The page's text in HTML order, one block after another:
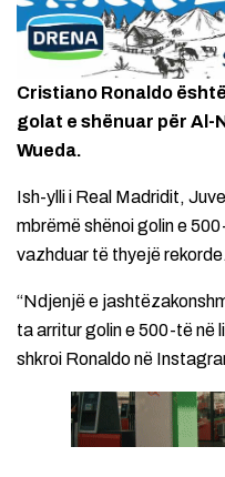
Cristiano Ronaldo
golat e shënuar për Al-
Wueda.
Ish-ylli i Real Madridit,
mbrëmë shënoi golin e
vazhduar të thyejë rekorde.
“Ndjenjë e
ta arritur golin e 500-të në
shkroi Ronaldo në